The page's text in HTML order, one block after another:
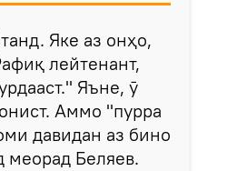
Яке аз онҳо,
лейтенант,
Яъне, ӯ
Аммо "пурра
давидан аз бино
меорад Беляев.